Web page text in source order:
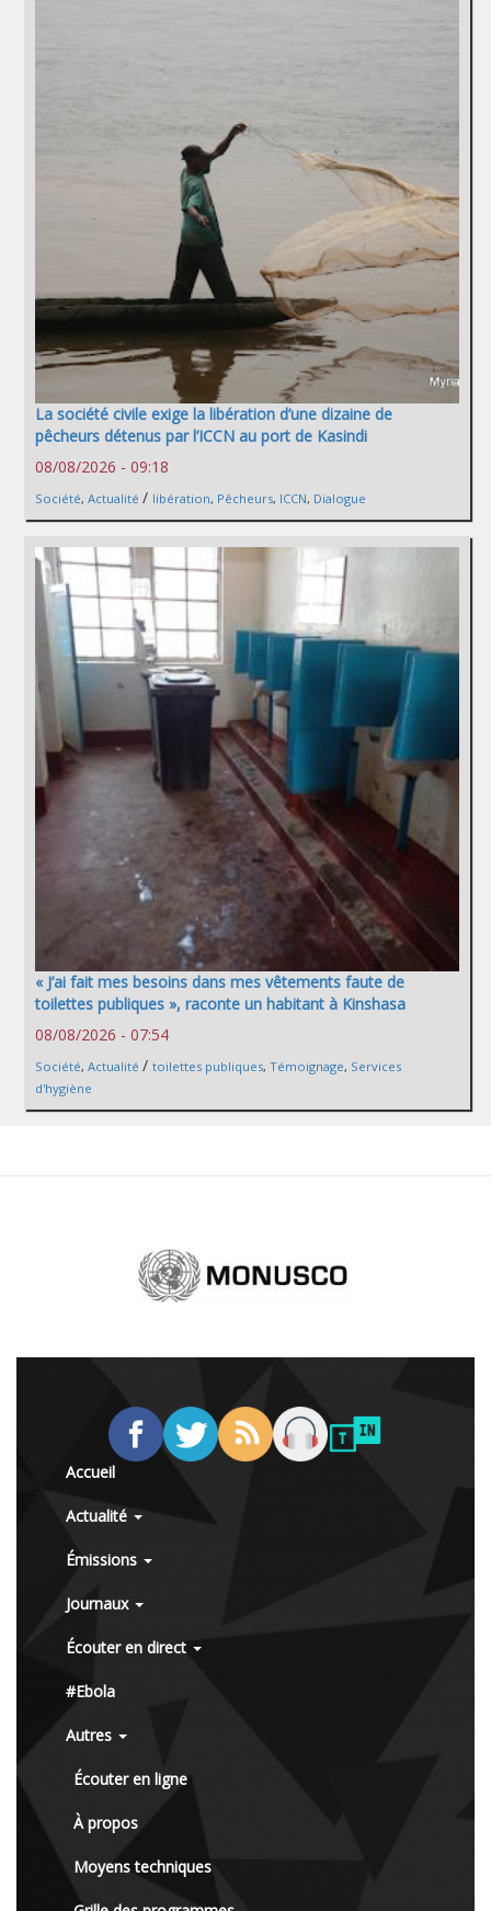
La société civile exige la libération d’une dizaine de
pêcheurs détenus par l’ICCN au port de Kasindi
08/08/2026 - 09:18
Société, Actualité / libération, Pêcheurs, ICCN, Dialogue
« J’ai fait mes besoins dans mes vêtements faute de
toilettes publiques », raconte un habitant à Kinshasa
08/08/2026 - 07:54
Société, Actualité / toilettes publiques, Témoignage, Services
d'hygiène
Accueil
Actualité
Émissions
Journaux
Écouter en direct
#Ebola
Autres
Écouter en ligne
À propos
Moyens techniques